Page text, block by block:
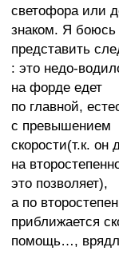
светофора или
знаком. Я боюсь
представить
: это недо-
на форде едет
по главной,
с превышением
скорости(т.к. он
на
это позволяет),
а по
приближается
помощь…,